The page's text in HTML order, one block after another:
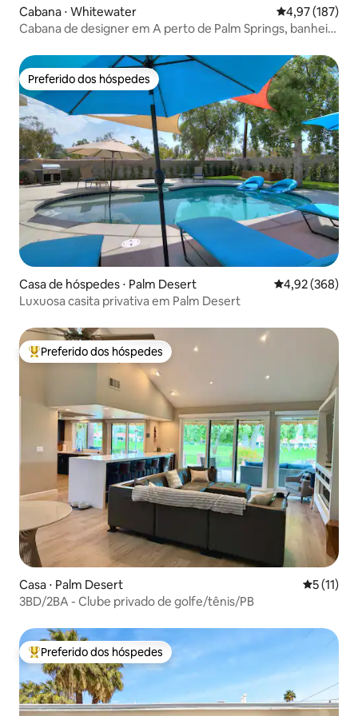
Cabana ⋅ Whitewater 4,97 de uma
4,97 (187)
Cabana de designer em A perto de Palm Springs, banheira
Preferido dos hóspedes
Preferido dos hóspedes
Casa de hóspedes ⋅ Palm Desert 4,92 de uma
4,92 (368)
Luxuosa casita privativa em Palm Desert
Entre os melhores preferidos dos hóspedes
Preferido dos hóspedes
Casa ⋅ Palm Desert 5 de uma
5 (11)
3BD/2BA - Clube privado de golfe/tênis/PB
Entre os melhores preferidos dos hóspedes
Preferido dos hóspedes